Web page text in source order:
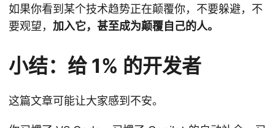
如果你看到某个技术趋势正在颠覆你，不要躲避，不
要观望， 加入它，甚至成为颠覆自己的人。
小结：给 1% 的开发者
这篇文章可能让大家感到不安。